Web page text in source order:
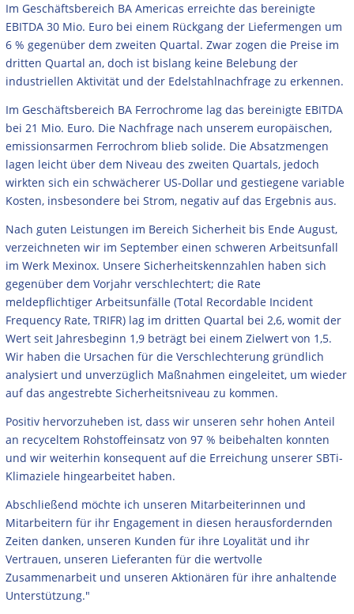
Im Geschäftsbereich BA Americas erreichte das bereinigte
EBITDA 30 Mio. Euro bei einem Rückgang der Liefermengen um
6 % gegenüber dem zweiten Quartal. Zwar zogen die Preise im
dritten Quartal an, doch ist bislang keine Belebung der
industriellen Aktivität und der Edelstahlnachfrage zu erkennen.
Im Geschäftsbereich BA Ferrochrome lag das bereinigte EBITDA
bei 21 Mio. Euro. Die Nachfrage nach unserem europäischen,
emissionsarmen Ferrochrom blieb solide. Die Absatzmengen
lagen leicht über dem Niveau des zweiten Quartals, jedoch
wirkten sich ein schwächerer US-Dollar und gestiegene variable
Kosten, insbesondere bei Strom, negativ auf das Ergebnis aus.
Nach guten Leistungen im Bereich Sicherheit bis Ende August,
verzeichneten wir im September einen schweren Arbeitsunfall
im Werk Mexinox. Unsere Sicherheitskennzahlen haben sich
gegenüber dem Vorjahr verschlechtert; die Rate
meldepflichtiger Arbeitsunfälle (Total Recordable Incident
Frequency Rate, TRIFR) lag im dritten Quartal bei 2,6, womit der
Wert seit Jahresbeginn 1,9 beträgt bei einem Zielwert von 1,5.
Wir haben die Ursachen für die Verschlechterung gründlich
analysiert und unverzüglich Maßnahmen eingeleitet, um wieder
auf das angestrebte Sicherheitsniveau zu kommen.
Positiv hervorzuheben ist, dass wir unseren sehr hohen Anteil
an recyceltem Rohstoffeinsatz von 97 % beibehalten konnten
und wir weiterhin konsequent auf die Erreichung unserer SBTi-
Klimaziele hingearbeitet haben.
Abschließend möchte ich unseren Mitarbeiterinnen und
Mitarbeitern für ihr Engagement in diesen herausfordernden
Zeiten danken, unseren Kunden für ihre Loyalität und ihr
Vertrauen, unseren Lieferanten für die wertvolle
Zusammenarbeit und unseren Aktionären für ihre anhaltende
Unterstützung."